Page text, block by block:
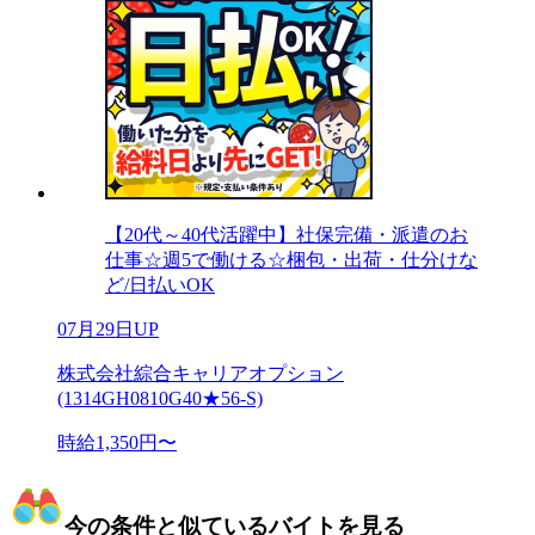
【20代～40代活躍中】社保完備・派遣のお
仕事☆週5で働ける☆梱包・出荷・仕分けな
ど/日払いOK
07月29日UP
株式会社綜合キャリアオプション
(1314GH0810G40★56-S)
時給1,350円〜
今の条件と似ているバイトを見る